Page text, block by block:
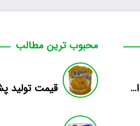
فروش کیلویی پشمک رشته ای طعم دار میوه
محبوب ترین مطالب